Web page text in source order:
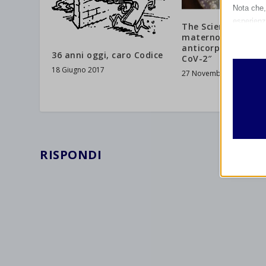
36 anni oggi, caro Codice
18 Giugno 2017
The Scientist – “Il
materno fornisce
anticorpi contro il
CoV-2″
27 Novembre 2020
RISPONDI
Nota
I
Altri